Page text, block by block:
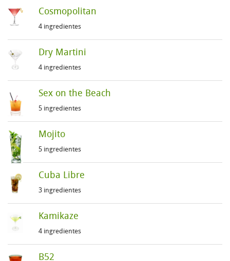
Cosmopolitan
4 ingredientes
Dry Martini
4 ingredientes
Sex on the Beach
5 ingredientes
Mojito
5 ingredientes
Cuba Libre
3 ingredientes
Kamikaze
4 ingredientes
B52